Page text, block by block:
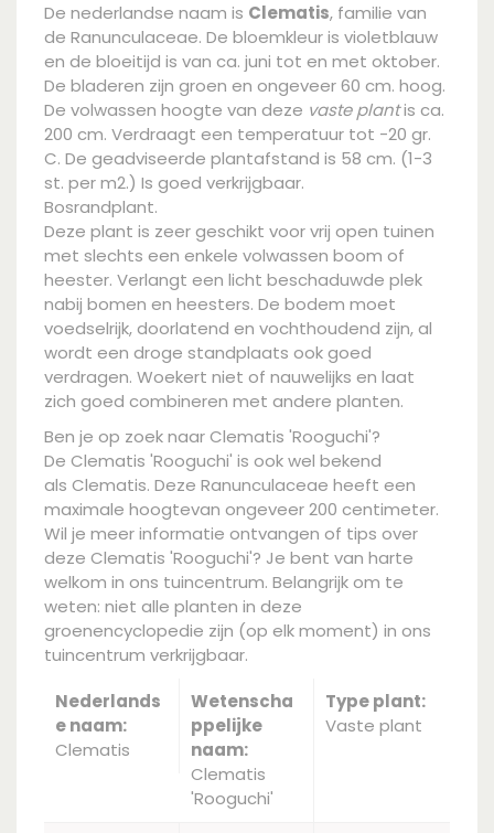
De nederlandse naam is Clematis, familie van
de Ranunculaceae. De bloemkleur is violetblauw
en de bloeitijd is van ca. juni tot en met oktober.
De bladeren zijn groen en ongeveer 60 cm. hoog.
De volwassen hoogte van deze vaste plantis ca.
200 cm. Verdraagt een temperatuur tot -20 gr.
C. De geadviseerde plantafstand is 58 cm. (1-3
st. per m2.) Is goed verkrijgbaar.
Bosrandplant.
Deze plant is zeer geschikt voor vrij open tuinen
met slechts een enkele volwassen boom of
heester. Verlangt een licht beschaduwde plek
nabij bomen en heesters. De bodem moet
voedselrijk, doorlatend en vochthoudend zijn, al
wordt een droge standplaats ook goed
verdragen. Woekert niet of nauwelijks en laat
zich goed combineren met andere planten.
Ben je op zoek naar Clematis 'Rooguchi'?
De Clematis 'Rooguchi' is ook wel bekend
als Clematis. Deze Ranunculaceae heeft een
maximale hoogtevan ongeveer 200 centimeter.
Wil je meer informatie ontvangen of tips over
deze Clematis 'Rooguchi'? Je bent van harte
welkom in ons tuincentrum. Belangrijk om te
weten: niet alle planten in deze
groenencyclopedie zijn (op elk moment) in ons
tuincentrum verkrijgbaar.
Nederlands
e naam:
Clematis
Wetenscha
ppelijke
naam:
Clematis
'Rooguchi'
Type plant:
Vaste plant